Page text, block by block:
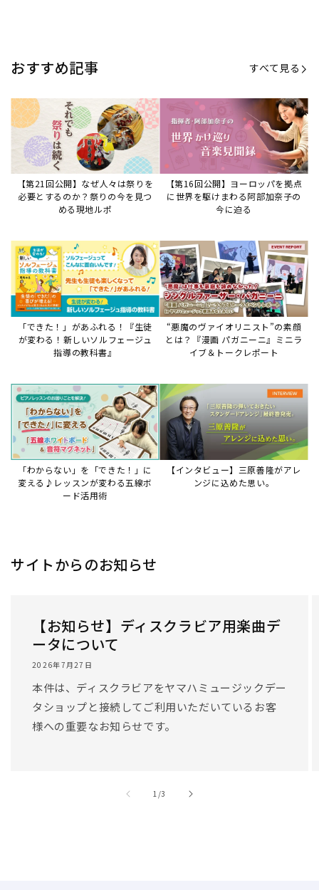
おすすめ記事 すべて見る
【第21回公開】なぜ人々は祭りを
必要とするのか？祭りの今を見つ
める現地ルポ
【第16回公開】ヨーロッパを拠点
に世界を駆けまわる阿部加奈子の
今に迫る
「できた！」があふれる！『生徒
が変わる！新しいソルフェージュ
指導の教科書』
“悪魔のヴァイオリニスト”の素顔
とは？『漫画 パガニーニ』ミニラ
イブ＆トークレポート
「わからない」を「できた！」に
変える♪レッスンが変わる五線ボ
ード活用術
【インタビュー】三原善隆がアレ
ンジに込めた思い。
サイトからのお知らせ
【お知らせ】ディスクラビア用楽曲デ
ータについて
2026年7月27日
本件は、ディスクラビアをヤマハミュージックデー
タショップと接続してご利用いただいているお客
様への重要なお知らせです。
1 //3